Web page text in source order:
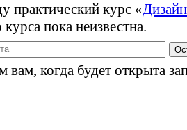
практический курс «
пока неизвестна.
когда будет открыта